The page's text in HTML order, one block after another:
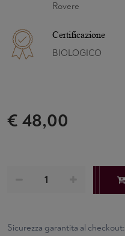
Rovere
Certificazione
BIOLOGICO
€ 48,00
Sicurezza garantita al checkout: